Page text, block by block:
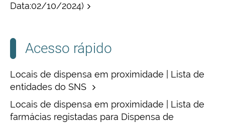
Data:02/10/2024)
Acesso rápido
Locais de dispensa em proximidade | Lista de
entidades do SNS
Locais de dispensa em proximidade | Lista de
farmácias registadas para Dispensa de